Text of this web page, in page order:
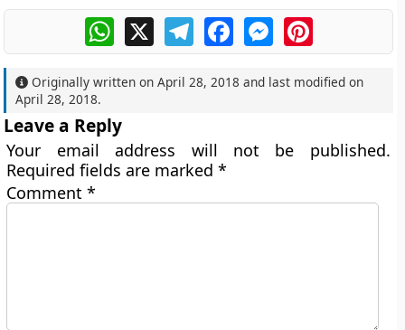
WhatsApp
X TelegramFacebookMessengerPinterest
Originally written onApril 28, 2018 and last modified on
April 28, 2018.
Leave a Reply
Your email address will not be published.
Required fields are marked*
Comment*